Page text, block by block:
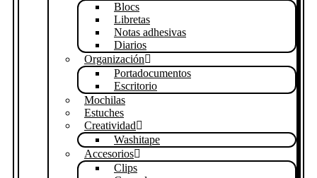
Blocs
Libretas
Notas adhesivas
Diarios
Organización
Portadocumentos
Escritorio
Mochilas
Estuches
Creatividad
Washitape
Accesorios
Clips